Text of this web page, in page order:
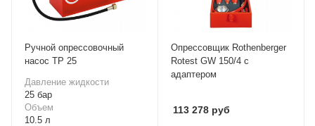
Ручной опрессовочный
насос ТР 25
Давление жидкости
25 бар
Объем
10.5 л
Опрессовщик Rothenberger
Rotest GW 150/4 с
адаптером
113 278 руб